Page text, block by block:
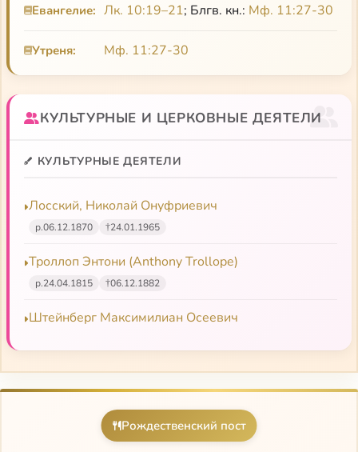
Евангелие: Лк. 10:19–21; Блгв. кн.: Мф. 11:27-30
Утреня: Мф. 11:27-30
КУЛЬТУРНЫЕ И ЦЕРКОВНЫЕ ДЕЯТЕЛИ
КУЛЬТУРНЫЕ ДЕЯТЕЛИ
Лосский, Николай Онуфриевич
р.06.12.1870 †24.01.1965
Троллоп Энтони (Anthony Trollope)
р.24.04.1815 †06.12.1882
Штейнберг Максимилиан Осеевич
Рождественский пост